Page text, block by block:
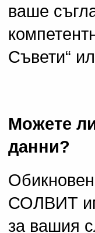
ваше
Съвети“
Можете
данни?
СОЛВИТ
за вашия